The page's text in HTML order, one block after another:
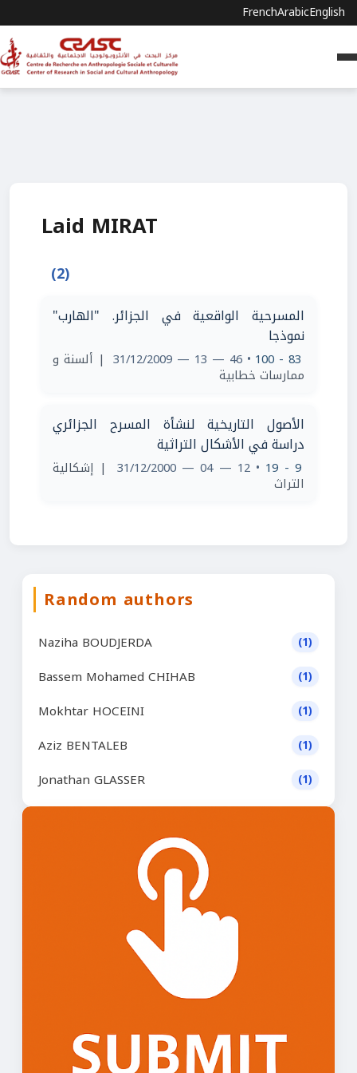
FrenchArabicEnglish
Laid MIRAT
(2)
المسرحية الواقعية في الجزائر. "الهارب"
نموذجا
83 - 100
• 46 — 13 — 31/12/2009 | ألسنة و
ممارسات خطابية
الأصول التاريخية لنشأة المسرح الجزائري
دراسة في الأشكال التراثية
9 - 19
• 12 — 04 — 31/12/2000 | إشكالية
التراث
Random authors
Naziha BOUDJERDA (1)
Bassem Mohamed CHIHAB (1)
Mokhtar HOCEINI (1)
Aziz BENTALEB (1)
Jonathan GLASSER (1)